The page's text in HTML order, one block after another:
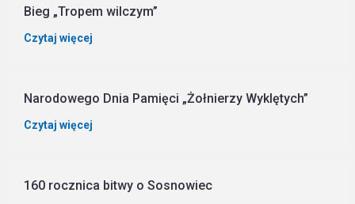
Bieg „Tropem wilczym”
Czytaj więcej
Narodowego Dnia Pamięci „Żołnierzy Wyklętych”
Czytaj więcej
160 rocznica bitwy o Sosnowiec